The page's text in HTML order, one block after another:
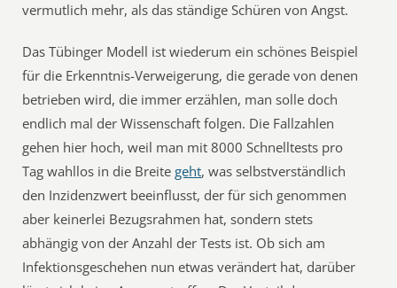
vermutlich mehr, als das ständige Schüren von Angst.
Das Tübinger Modell ist wiederum ein schönes Beispiel
für die Erkenntnis-Verweigerung, die gerade von denen
betrieben wird, die immer erzählen, man solle doch
endlich mal der Wissenschaft folgen. Die Fallzahlen
gehen hier hoch, weil man mit 8000 Schnelltests pro
Tag wahllos in die Breitegeht, was selbstverständlich
den Inzidenzwert beeinflusst, der für sich genommen
aber keinerlei Bezugsrahmen hat, sondern stets
abhängig von der Anzahl der Tests ist. Ob sich am
Infektionsgeschehen nun etwas verändert hat, darüber